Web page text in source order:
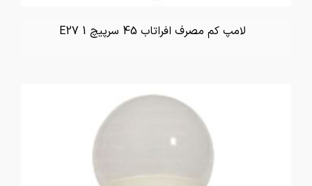
لامپ کم مصرف افراتاب 45 سرپیچ E27 1